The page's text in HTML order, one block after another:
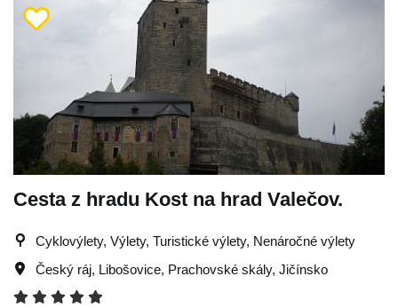
Cesta z hradu Kost na hrad Valečov.
Cyklovýlety, Výlety, Turistické výlety, Nenáročné výlety
Český ráj, Libošovice, Prachovské skály, Jičínsko